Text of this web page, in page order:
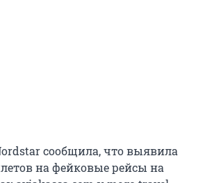
сообщила, что выявила
на фейковые рейсы на